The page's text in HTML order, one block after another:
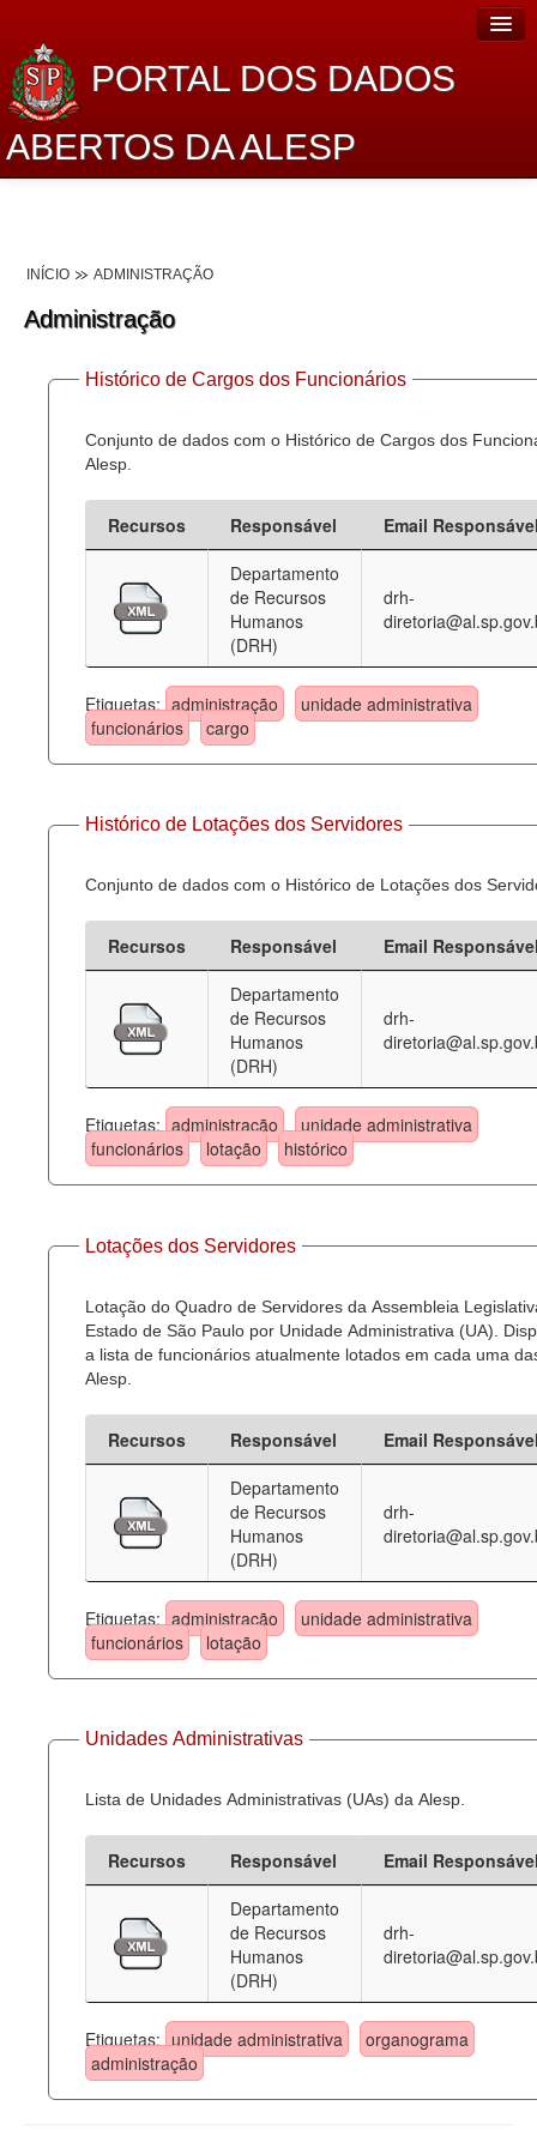
PORTAL DOS DADOS
ABERTOS DA ALESP
Dados Abertos Alesp
Lei de Acesso à Informação
Dados Governamentais Abertos
Planejamento
Catálogo de dados
Processo Legislativo
Administração
Legislação
Agenda
Perguntas frequentes
Contato
INÍCIO ADMINISTRAÇÃO
Administração
Histórico de Cargos dos Funcionários
Conjunto de dados com o Histórico de Cargos dos
Alesp.
Recursos Responsável
Email
Departamento
de Recursos
Humanos
(DRH)
drh-
Etiquetas: administração
unidade administrativa
funcionários
cargo
Histórico de Lotações dos Servidores
Conjunto de dados com o Histórico de Lotações dos
Recursos Responsável
Email
Departamento
de Recursos
Humanos
(DRH)
drh-
Etiquetas: administração
unidade administrativa
funcionários
lotação histórico
Lotações dos Servidores
Lotação do Quadro de Servidores da Assembleia
Estado de São Paulo por Unidade Administrativa (UA).
a lista de funcionários atualmente lotados em cada uma
Alesp.
Recursos Responsável
Email
Departamento
de Recursos
Humanos
(DRH)
drh-
Etiquetas: administração
unidade administrativa
funcionários
lotação
Unidades Administrativas
Lista de Unidades Administrativas (UAs) da Alesp.
Recursos Responsável
Email
Departamento
de Recursos
Humanos
(DRH)
drh-
Etiquetas: unidade administrativa
organograma
administração